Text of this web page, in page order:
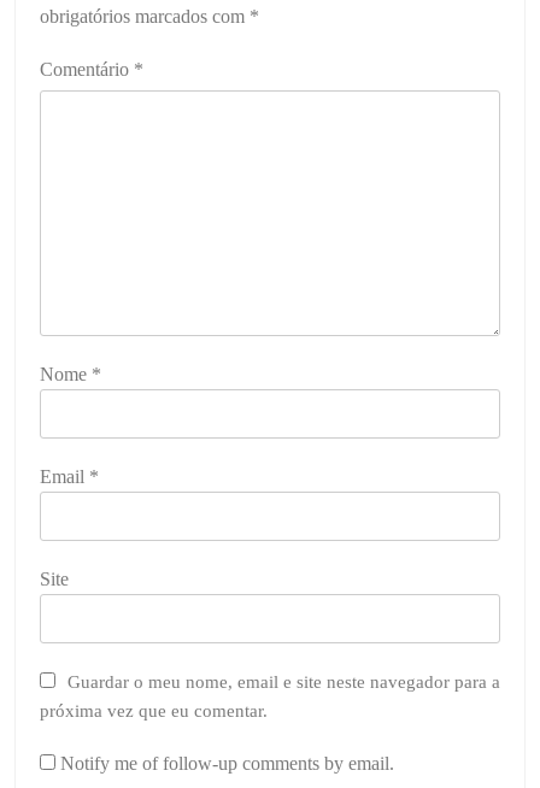
obrigatórios marcados com *
Comentário *
Nome *
Email *
Site
Guardar o meu nome, email e site neste navegador para a
próxima vez que eu comentar.
Notify me of follow-up comments by email.